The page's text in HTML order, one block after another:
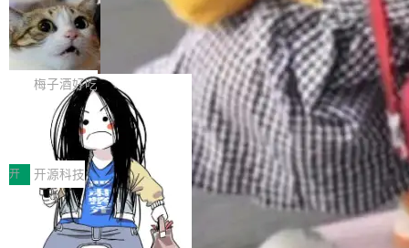
安全与合规要求。对于大多数普通研发场景，公
有云模型能够满足快速试用和效率提升的需求。
但对于金融、能源、医疗等对数据安全要求较...
渐丰富，用户关注的重点也在发生变化：不只是
让AI用起来，还要进一步看清混合算力时代下，
Token花在哪里、算力是否被充分利用，以及持
续增长的AI成本该如何优化。 深信服AI算力网关
正是围绕这些实际问题，从Token治理和成本治
理两个方面，让用户的每一份算力都看得清、管
得住、用得稳、省得下、更安全！ 一、从现在开
始，Token使用一目...
Gemini 的架构师。Google 首席科学家。 Jeff D
ean 在 Google 工作了 27 年后，宣布离职。 他
不是一个人走。一同离开的还有 Sanjay Ghema
wat（Google 员工编号 23，Jeff Dean 二十多
年的编程搭档，MapReduce 和 Bigtable 的共同
作者）、Quoc Le（Google 大脑核心成员，Se
q2Seq 和 DocAI 的共同发明人）以及 Oriol Vin
yals（Gemini 联合负责人，AlphaSta...
🔥 SolonCode v2026.8.4 发布：界面
字体可调、22 种语言、记忆搜索增强
打开终端就能上岗的全中文编码智能体，这一轮
把「看得清、用母语、记得住」三件事一次补
齐。 SolonCode 是什么 SolonCode 是杭州无
耳科技研发的企业级终端编码智能体——一位全
中文驱动的数字员工，自主理解需求、规划步
骤、编写代码。不挑模型、不挑平台，curl 一行
装完即用。 开源地址：Gitee · GitCode · GitHu
b 安装 支持 Java 8+（8~26）、macOS / Linu
x / Windows / Harmony PC。 # macOS / Linu
梅子酒好吃
让“代码语义理解”深度释放AI Coding
价值潜能：华为云码道（CodeArts）
代码仓技术解析
一、代码仓深度理解技术的作用与价值 在软件工
程实践中，代码仓是企业核心知识资产的主要载
体。企业级代码仓库通常包含数十万乃至数百万
个文件，其规模远超单次模型调用可承载的上下
文窗口。随着项目规模的持续扩张与代码历史的
开 开源科技
一条“删库”命令跑 17 小时，算法工程
师删光 89TB 数据只为干私活
最高人民检察院8月4日公布了一起案件：北京一